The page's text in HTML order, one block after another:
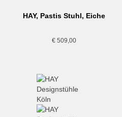
HAY, Pastis Stuhl, Eiche
€ 509,00